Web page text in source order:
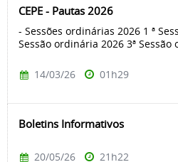
CEPE - Pautas 2026
- Sessões ordinárias 2026 1 ª
Sessão ordinária 2026 3ª
14/03/26 01h29
Boletins Informativos
20/05/26 21h22